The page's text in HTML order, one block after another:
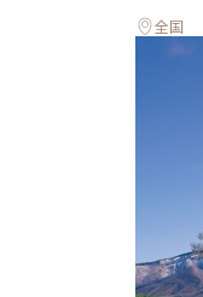
全国